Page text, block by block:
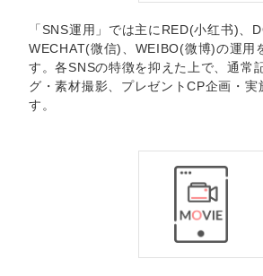
「SNS運用」では主にRED(小红书)、
WECHAT(微信)、WEIBO(微博)の運用
す。各SNSの特徴を抑えた上で、通常
グ・素材撮影、プレゼントCP企画・実
す。